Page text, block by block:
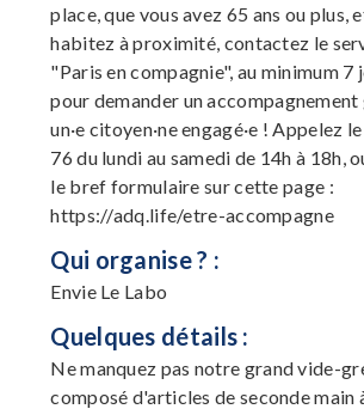
place, que vous avez 65 ans ou plus,
habitez à proximité, contactez le
"Paris en compagnie", au minimum 7
pour demander un
un·e citoyen·ne engagé·e ! Appelez
76 du lundi au samedi de 14h à 18h,
le bref formulaire sur cette page :
https://adq.life/etre-accompagne
Qui organise ? :
Envie Le Labo
Quelques détails :
Ne manquez pas notre grand vide-
composé d'articles de seconde main